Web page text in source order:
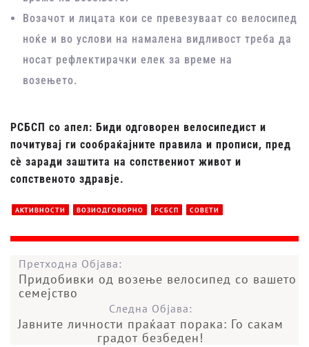
Возачот и лицата кои се превезуваат со велосипед
ноќе и во услови на намалена видливост треба да
носат рефлектирачки елек за време на
возењето.
РСБСП со апел: Биди одговорен велосипедист и
почитувај ги сообраќајните правила и прописи, пред
сѐ заради заштита на сопствениот живот и
сопственото здравје.
АКТИВНОСТИ ВОЗИОДГОВОРНО РСБСП СОВЕТИ
Претходна Објава:
Придобивки од возење велосипед со вашето
семејство
Следна Објава:
Јавните личности праќаат порака: Го сакам
градот безбеден!